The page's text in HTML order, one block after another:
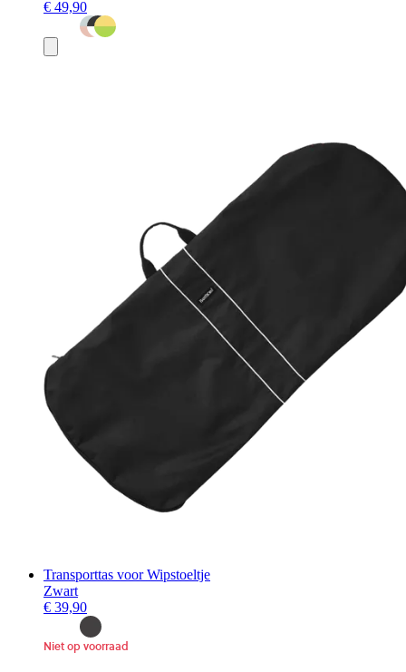
€ 49,90
Transporttas voor Wipstoeltje
Zwart
€ 39,90
Niet op voorraad